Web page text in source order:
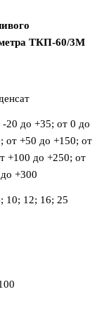
ТКП-60/3М
20 до +35; от 0 до
от +50 до +150; от
+100 до +250; от
+300
10; 12; 16; 25